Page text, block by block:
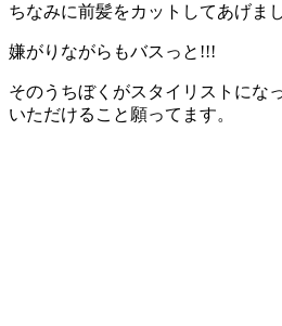
ちなみに前髪をカットしてあげま
嫌がりながらもバスっと!!!
そのうちぼくがスタイリストにな
いただけること願ってます。